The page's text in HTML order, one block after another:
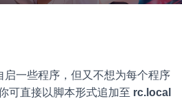
启一些程序，但又不想为每个程序
可直接以脚本形式追加至 rc.local